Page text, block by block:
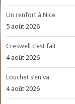
Un renfort à Nice
5 août 2026
Creswell c’est fait
4 août 2026
Louchet s’en va
4 août 2026